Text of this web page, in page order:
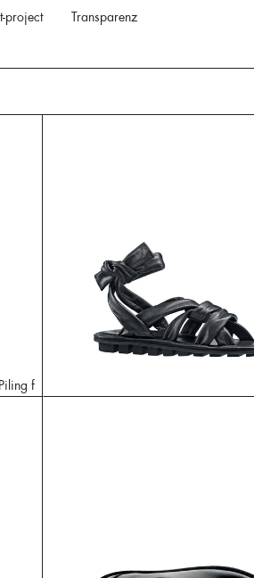
t-project Transparenz
Piling f